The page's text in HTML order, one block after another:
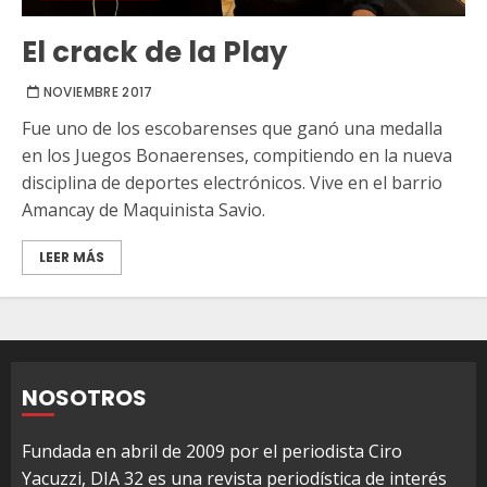
El crack de la Play
NOVIEMBRE 2017
Fue uno de los escobarenses que ganó una medalla
en los Juegos Bonaerenses, compitiendo en la nueva
disciplina de deportes electrónicos. Vive en el barrio
Amancay de Maquinista Savio.
LEER MÁS
NOSOTROS
Fundada en abril de 2009 por el periodista Ciro
Yacuzzi, DIA 32 es una revista periodística de interés